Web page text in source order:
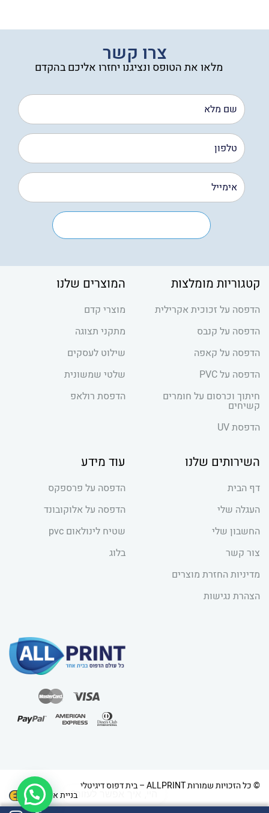
עד
צרו קשר
מלאו את הטופס ונציגנו יחזרו אליכם בהקדם
קטגוריות מומלצות
הדפסה על זכוכית אקרילית
הדפסה על קנבס
הדפסה על קאפה
הדפסה על PVC
חיתוך וכרסום על חומרים
קשיחים
הדפסת UV
המוצרים שלנו
מוצרי קדם
מתקני תצוגה
שילוט לעסקים
שלטי שמשונית
הדפסת רולאפ
השירותים שלנו
דף הבית
העגלה שלי
החשבון שלי
צור קשר
מדיניות החזרת מוצרים
הצהרת נגישות
עוד מידע
הדפסה על פרספקס
הדפסה על אלוקובונד
שטיח לינולאום pvc
בלוג
© כל הזכויות שמורות ALLPRINT – בית דפוס דיגיטלי
בניית אתרים